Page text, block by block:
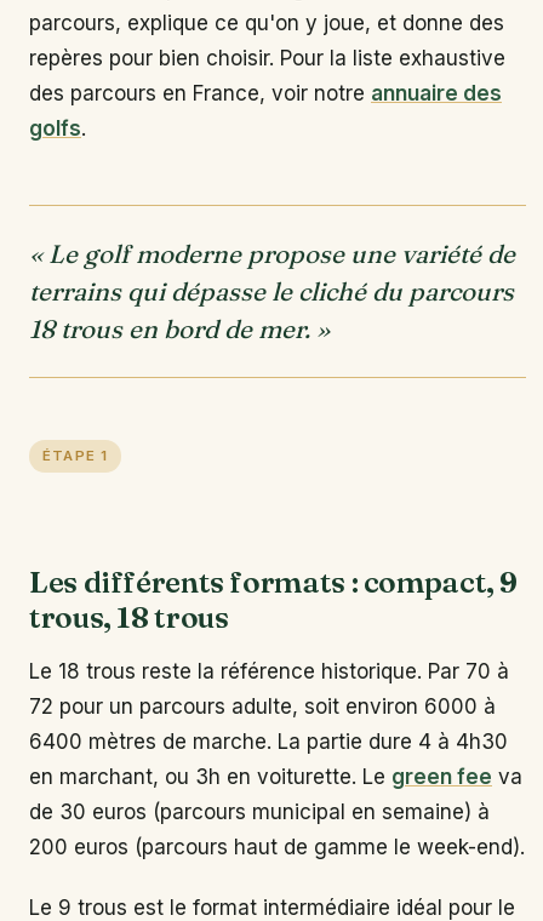
parcours, explique ce qu'on y joue, et donne des
repères pour bien choisir. Pour la liste exhaustive
des parcours en France, voir notre annuaire des
golfs.
« Le golf moderne propose une variété de
terrains qui dépasse le cliché du parcours
18 trous en bord de mer. »
ÉTAPE 1
Les différents formats : compact, 9
trous, 18 trous
Le 18 trous reste la référence historique. Par 70 à
72 pour un parcours adulte, soit environ 6000 à
6400 mètres de marche. La partie dure 4 à 4h30
en marchant, ou 3h en voiturette. Le green fee va
de 30 euros (parcours municipal en semaine) à
200 euros (parcours haut de gamme le week-end).
Le 9 trous est le format intermédiaire idéal pour le